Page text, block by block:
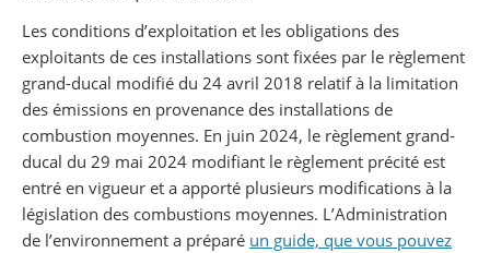
Les conditions d’exploitation et les obligations des
exploitants de ces installations sont fixées par le règlement
grand-ducal modifié du 24 avril 2018 relatif à la limitation
des émissions en provenance des installations de
combustion moyennes. En juin 2024, le règlement grand-
ducal du 29 mai 2024 modifiant le règlement précité est
entré en vigueur et a apporté plusieurs modifications à la
législation des combustions moyennes. L’Administration
de l’environnement a préparé un guide, que vous pouvez